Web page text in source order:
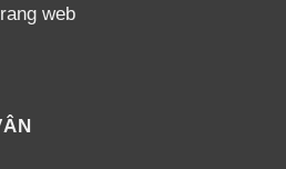
web